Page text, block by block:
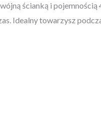
ścianką i
Idealny towarzysz